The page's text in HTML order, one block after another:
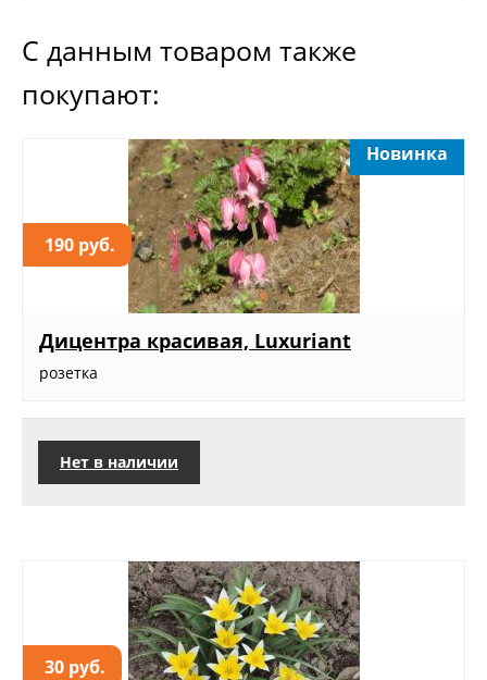
С данным товаром также
покупают:
190 руб.
Новинка
Дицентра красивая, Luxuriant
розетка
Нет в наличии
30 руб.